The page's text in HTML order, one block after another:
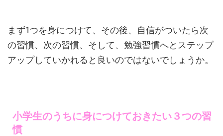
まず1つを身につけて、その後、自信がついたら次
の習慣、次の習慣、そして、勉強習慣へとステップ
アップしていかれると良いのではないでしょうか。
小学生のうちに身につけておきたい３つの習
慣